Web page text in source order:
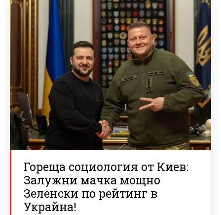
Гореща социология от Киев:
Залужни мачка мощно
Зеленски по рейтинг в
Украйна!